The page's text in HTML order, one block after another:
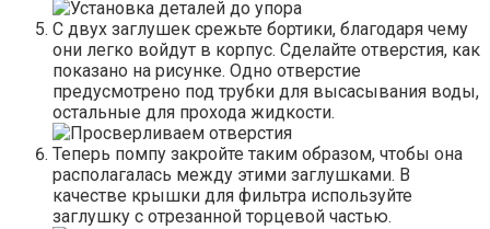
С двух заглушек срежьте бортики, благодаря чему
они легко войдут в корпус. Сделайте отверстия, как
показано на рисунке. Одно отверстие
предусмотрено под трубки для высасывания воды,
остальные для прохода жидкости.
Теперь помпу закройте таким образом, чтобы она
располагалась между этими заглушками. В
качестве крышки для фильтра используйте
заглушку с отрезанной торцевой частью.